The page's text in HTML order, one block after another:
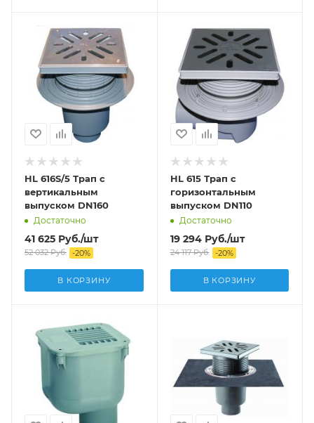
HL 616S/5 Трап с
вертикальным
выпуском DN160
Достаточно
41 625 Руб./шт
52 032Руб. -20%
В КОРЗИНУ
HL 615 Трап с
горизонтальным
выпуском DN110
Достаточно
19 294Руб./шт
24 117Руб. -20%
В КОРЗИНУ